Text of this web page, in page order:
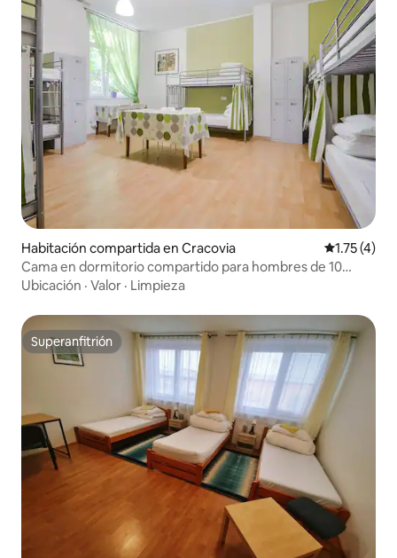
Habitación compartida en Cracovia Calificación
1.75 (4)
Cama en dormitorio compartido para hombres de 10
camas
Ubicación · Valor · Limpieza
Superanfitrión
Superanfitrión